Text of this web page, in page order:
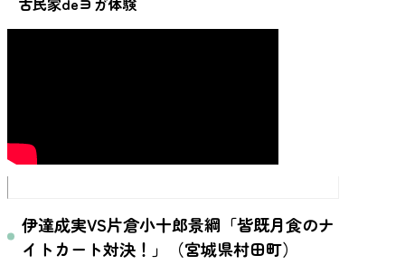
伊達成実VS片倉小十郎景綱「皆既月食のナ
イトカート対決！」（宮城県村田町）